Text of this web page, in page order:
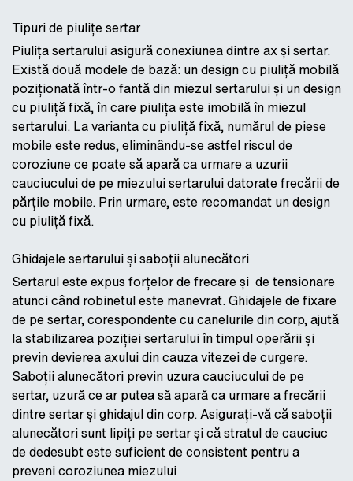
Tipuri de piulițe sertar
Piulița sertarului asigură conexiunea dintre ax și sertar.
Există două modele de bază: un design cu piuliță mobilă
poziționată într-o fantă din miezul sertarului și un design
cu piuliță fixă, în care piulița este imobilă în miezul
sertarului. La varianta cu piuliță fixă, numărul de piese
mobile este redus, eliminându-se astfel riscul de
coroziune ce poate să apară ca urmare a uzurii
cauciucului de pe miezului sertarului datorate frecării de
părțile mobile. Prin urmare, este recomandat un design
cu piuliță fixă.
Ghidajele sertarului și saboții alunecători
Sertarul este expus forțelor de frecare și de tensionare
atunci când robinetul este manevrat. Ghidajele de fixare
de pe sertar, corespondente cu canelurile din corp, ajută
la stabilizarea poziției sertarului în timpul operării și
previn devierea axului din cauza vitezei de curgere.
Saboții alunecători previn uzura cauciucului de pe
sertar, uzură ce ar putea să apară ca urmare a frecării
dintre sertar și ghidajul din corp. Asigurați-vă că saboții
alunecători sunt lipiți pe sertar și că stratul de cauciuc
de dedesubt este suficient de consistent pentru a
preveni coroziunea miezului